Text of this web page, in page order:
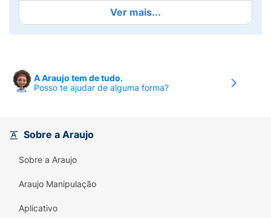
proporciona uma experiência deliciosa que
agrada a todos os gostos.
não contém gordura saturada e é baixo em
sódio. Envolva-se em momentos de sabor e
Polvilho Cassini à sua lista de compras e
você se sentir em casa!
Ver mais...
A Araujo tem de tudo.
Posso te ajudar de alguma forma?
Sobre a Araujo
Sobre a Araujo
Araujo Manipulação
Aplicativo